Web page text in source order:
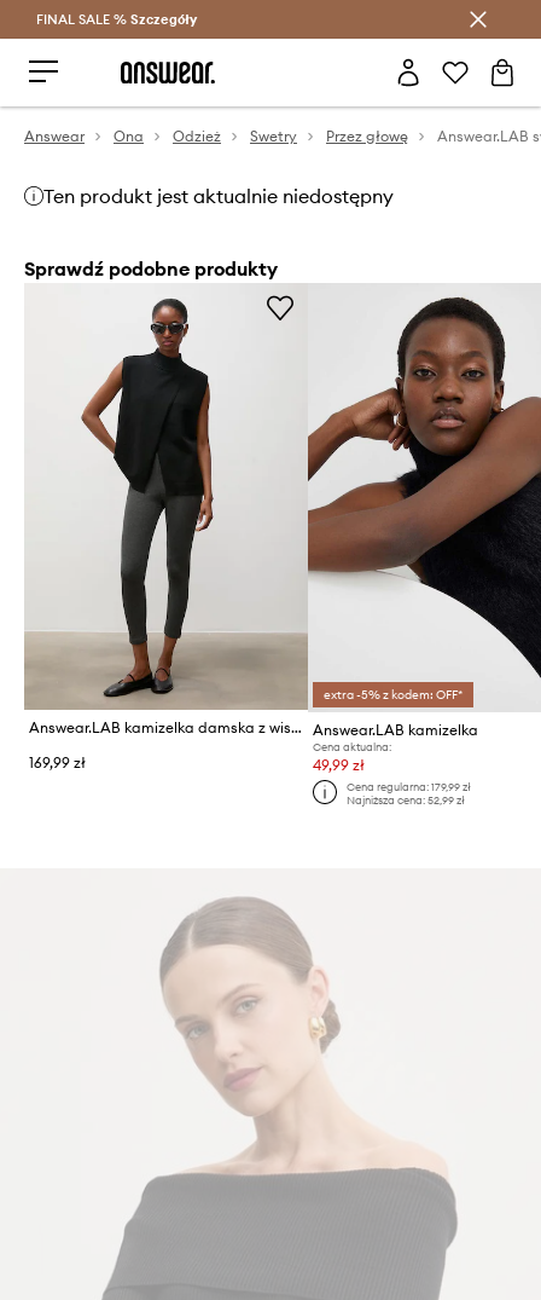
Oszczędzaj z Answear Club >
FINAL SALE % Szczegóły
Answear Ona Odzież Swetry Przez głowę Answear.LAB
Ten produkt jest aktualnie niedostępny
Sprawdź podobne produkty
Answear.LAB kamizelka damska z wiskozą
169,99 zł
extra -5% z kodem: OFF*
Answear.LAB kamizelka
Cena aktualna:
49,99 zł
Cena regularna: 179,99 zł
Najniższa cena: 52,99 zł